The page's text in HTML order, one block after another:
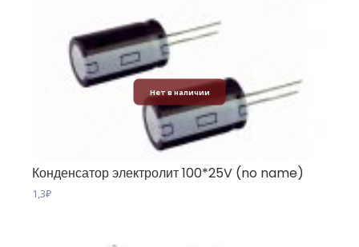
Нет в наличии
Конденсатор электролит 100*25V (no name)
1,3₽